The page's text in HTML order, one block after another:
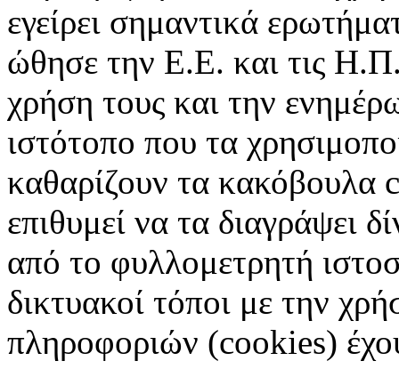
εγείρει σημαντικά
ώθησε την Ε.Ε. και τις
χρήση τους και την
ιστότοπο που τα
καθαρίζουν τα κακόβουλα
επιθυμεί να τα διαγράψει
από το φυλλομετρητή
δικτυακοί τόποι με την
πληροφοριών (cookies)